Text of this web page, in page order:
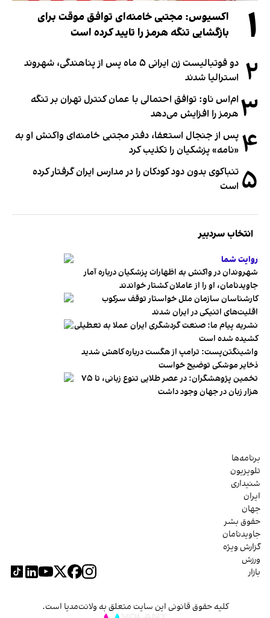
۱
اکسیوس: مجتبی خامنه‌ای توافق موقت برای
بازگشایی تنگه هرمز را تایید کرده است
۲
دو فوتبالیست زن ایرانی ۵ ماه پس از پناهندگی، شهروند
استرالیا شدند
۳ ام‌اس ناو: توافق احتمالی با عمان کنترل تهران بر تنگه
هرمز را افزایش می‌دهد
۴ پس از جنجال استعفا، دفتر مجتبی خامنه‌ای واکنش او به
«نامه» پزشکیان را تکذیب کرد
۵ تنباکوی بدون دود کودکان را در مدارس ایران گرفتار کرده
است
انتخاب سردبیر
روایت شما
شهروندان در واکنش به اظهارات پزشکیان درباره آمار
جاویدنامان، او را از عاملان کشتار خواندند
کارشناسان سازمان ملل خواستار توقف سرکوب
اقلیت‌های اتنیکی در ایران شدند
نشریه پیام ما: صنعت گردشگری ایران عملا به تعطیلی
کشیده شده است
واشینگتن‌پست: ترامپ از هگست درباره کاهش شدید
ذخایر موشکی توضیح خواست
تخمین پژوهشگران: در عصر طلایی تنوع زبانی، تا ۷۵
هزار زبان در جهان وجود داشت
برنامه‌ها
تلویزیون
شنیداری
ایران
جهان
حقوق بشر
جاویدنامان
گزارش ویژه
ورزش
بازار
کلیه حقوق قانونی این سایت متعلق به ولانت‌مدیا است.